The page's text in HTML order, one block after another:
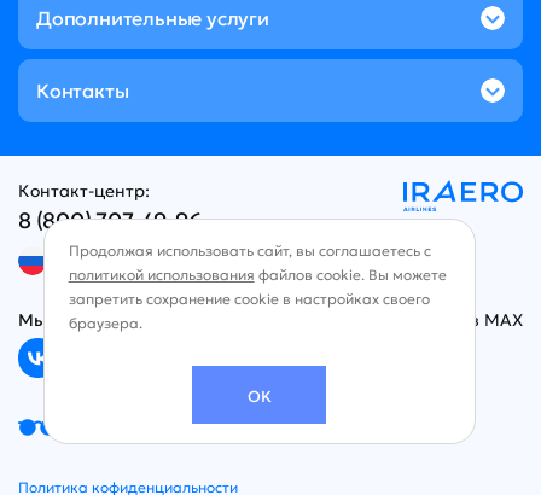
Дополнительные услуги
Контакты
Контакт-центр:
8 (800) 707-49-96
Русский язык
Мы в социальных сетях Чат в MAX
Версия для слабовидящих
Политика кофиденциальности
Продолжая использовать сайт, вы соглашаетесь с
политикой использования файлов cookie. Вы можете
запретить сохранение cookie в настройках своего
браузера.
OK